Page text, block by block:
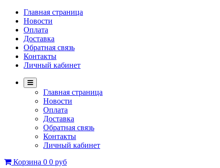
Главная страница
Новости
Оплата
Доставка
Обратная связь
Контакты
Личный кабинет
Главная страница
Новости
Оплата
Доставка
Обратная связь
Контакты
Личный кабинет
Корзина 0 0 руб